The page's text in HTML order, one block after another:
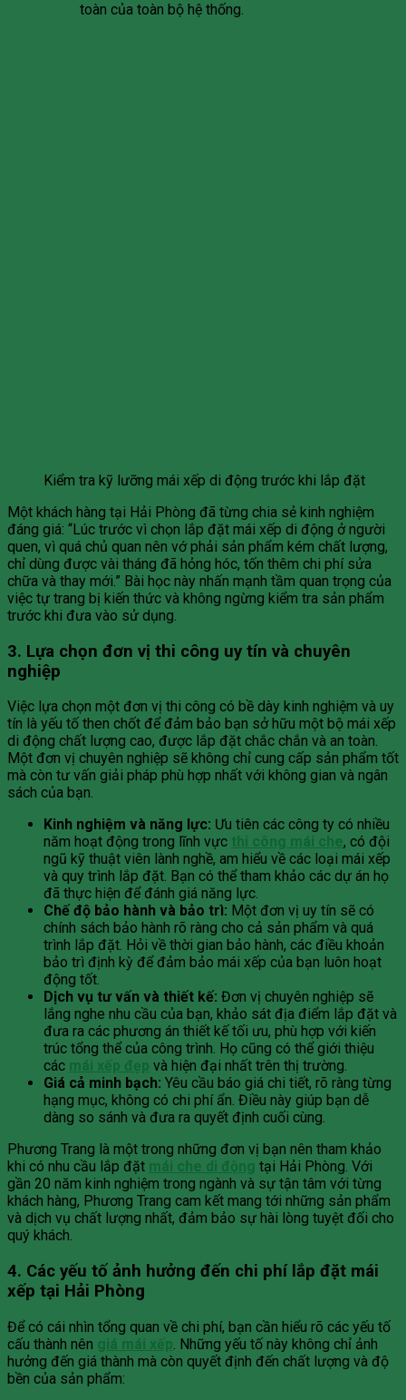
toàn của toàn bộ hệ thống.
Kiểm tra kỹ lưỡng mái xếp di động trước khi lắp đặt
Một khách hàng tại Hải Phòng đã từng chia sẻ kinh nghiệm
đáng giá: “Lúc trước vì chọn lắp đặt mái xếp di động ở người
quen, vì quá chủ quan nên vớ phải sản phẩm kém chất lượng,
chỉ dùng được vài tháng đã hỏng hóc, tốn thêm chi phí sửa
chữa và thay mới.” Bài học này nhấn mạnh tầm quan trọng của
việc tự trang bị kiến thức và không ngừng kiểm tra sản phẩm
trước khi đưa vào sử dụng.
3. Lựa chọn đơn vị thi công uy tín và chuyên
nghiệp
Việc lựa chọn một đơn vị thi công có bề dày kinh nghiệm và uy
tín là yếu tố then chốt để đảm bảo bạn sở hữu một bộ mái xếp
di động chất lượng cao, được lắp đặt chắc chắn và an toàn.
Một đơn vị chuyên nghiệp sẽ không chỉ cung cấp sản phẩm tốt
mà còn tư vấn giải pháp phù hợp nhất với không gian và ngân
sách của bạn.
Kinh nghiệm và năng lực: Ưu tiên các công ty có nhiều
năm hoạt động trong lĩnh vực thi công mái che, có đội
ngũ kỹ thuật viên lành nghề, am hiểu về các loại mái xếp
và quy trình lắp đặt. Bạn có thể tham khảo các dự án họ
đã thực hiện để đánh giá năng lực.
Chế độ bảo hành và bảo trì: Một đơn vị uy tín sẽ có
chính sách bảo hành rõ ràng cho cả sản phẩm và quá
trình lắp đặt. Hỏi về thời gian bảo hành, các điều khoản
bảo trì định kỳ để đảm bảo mái xếp của bạn luôn hoạt
động tốt.
Dịch vụ tư vấn và thiết kế: Đơn vị chuyên nghiệp sẽ
lắng nghe nhu cầu của bạn, khảo sát địa điểm lắp đặt và
đưa ra các phương án thiết kế tối ưu, phù hợp với kiến
trúc tổng thể của công trình. Họ cũng có thể giới thiệu
các mái xếp đẹp và hiện đại nhất trên thị trường.
Giá cả minh bạch: Yêu cầu báo giá chi tiết, rõ ràng từng
hạng mục, không có chi phí ẩn. Điều này giúp bạn dễ
dàng so sánh và đưa ra quyết định cuối cùng.
Phương Trang là một trong những đơn vị bạn nên tham khảo
khi có nhu cầu lắp đặt mái che di động tại Hải Phòng. Với
gần 20 năm kinh nghiệm trong ngành và sự tận tâm với từng
khách hàng, Phương Trang cam kết mang tới những sản phẩm
và dịch vụ chất lượng nhất, đảm bảo sự hài lòng tuyệt đối cho
quý khách.
4. Các yếu tố ảnh hưởng đến chi phí lắp đặt mái
xếp tại Hải Phòng
Để có cái nhìn tổng quan về chi phí, bạn cần hiểu rõ các yếu tố
cấu thành nên giá mái xếp . Những yếu tố này không chỉ ảnh
hưởng đến giá thành mà còn quyết định đến chất lượng và độ
bền của sản phẩm: